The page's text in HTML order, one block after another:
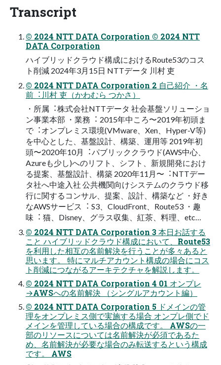
Transcript
© 2024 NTT DATA Corporation © 2024 NTT
DATA Corporation
ハイブリッドクラウド構成におけるRoute53のコス
ト削減 2024年3⽉15⽇ NTTデータ 川村 吏
© 2024 NTT DATA Corporation 2 ⾃⼰紹介 ・名
前︓川村 吏（かわむら つかさ）
・所属︓株式会社NTTデータ 社会基盤ソリューショ
ン事業本部 ・業務︓ 2015年中ころ〜2019年初頭ま
で︓オンプレミス環境(VMware、Xen、Hyper-V等)
を中⼼とした、基盤設計、構築、運⽤等 2019年初
頭〜2020年10⽉︓パブリッククラウド(AWS中⼼、
Azureも少し)へのリフト、シフト、新規開発におけ
る提案、基盤設計、構築 2020年11⽉〜︓NTTデー
タ社へ中途⼊社 公共機関向けシステムのクラウド移
⾏に関するコンサル、提案、設計、構築など ・好き
なAWSサービス︓ S3、CloudFront、Route53 ・趣
味︓ 猫、Disney、グラス収集、紅茶、料理、etc…
© 2024 NTT DATA Corporation 3 本⽇お話する
こと ハイブリッドクラウド構成において、Route53
を利⽤した相互の名前解決を⾏うことが多々あると
思います。 特にマルチアカウント構成の場合にコス
ト削減につながるアーキテクチャを解説します。
© 2024 NTT DATA Corporation 4 01 オンプレ
→AWSへの名前解決 （シングルアカウント編）
© 2024 NTT DATA Corporation 5 ドメインの管
理をオンプレミス側で実施する場合 オンプレ側でド
メインを管理している場合の構成です。 AWSの⼀
部のリソースについては名前解決が必須であるた
め、名前解決が必要な場合のみ転送するという構成
です。 AWS